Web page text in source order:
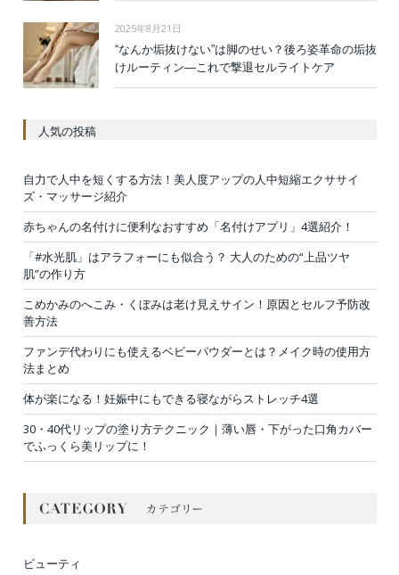
2025年8月21日
“なんか垢抜けない”は脚のせい？後ろ姿革命の垢抜
けルーティン—これで撃退セルライトケア
人気の投稿
自力で人中を短くする方法！美人度アップの人中短縮エクササイ
ズ・マッサージ紹介
赤ちゃんの名付けに便利なおすすめ「名付けアプリ」4選紹介！
「#水光肌」はアラフォーにも似合う？ 大人のための“上品ツヤ
肌”の作り方
こめかみのへこみ・くぼみは老け見えサイン！原因とセルフ予防改
善方法
ファンデ代わりにも使えるベビーパウダーとは？メイク時の使用方
法まとめ
体が楽になる！妊娠中にもできる寝ながらストレッチ4選
30・40代リップの塗り方テクニック｜薄い唇・下がった口角カバー
でふっくら美リップに！
ビューティ